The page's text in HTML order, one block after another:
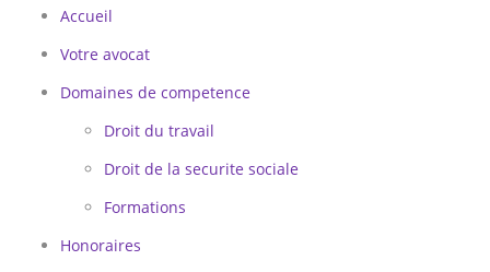
Accueil
Votre avocat
Domaines de competence
Droit du travail
Droit de la securite sociale
Formations
Honoraires